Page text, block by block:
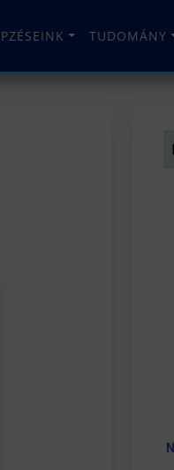
TUDOMÁNY